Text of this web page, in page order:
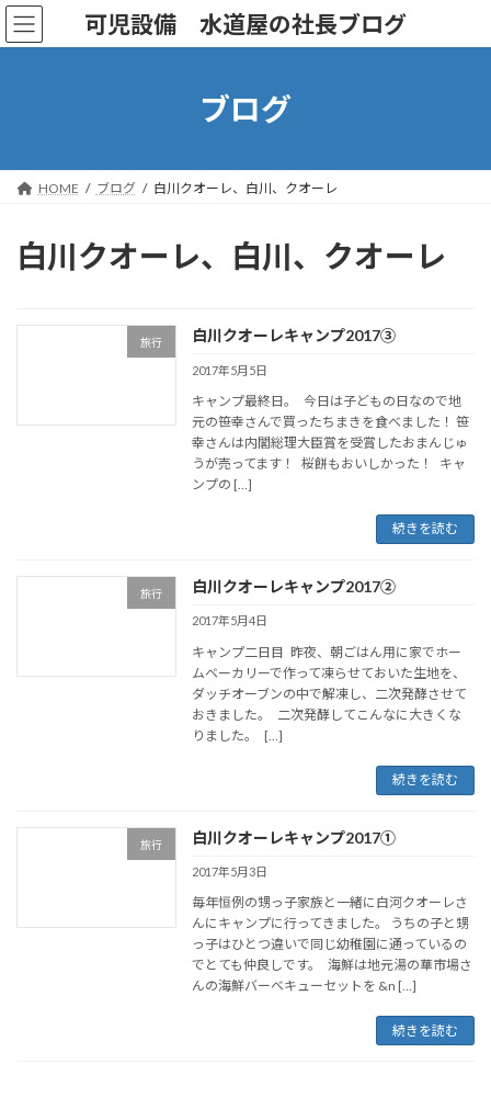
コ
ン
ナ
ビ
可児設備 水道屋の社長ブログ
ブログ
HOME ブログ 白川クオーレ、白川、クオーレ
白川クオーレ、白川、クオーレ
旅行 白川クオーレキャンプ2017③
2017年5月5日
キャンプ最終日。 今日は子どもの日なので地
元の笹幸さんで買ったちまきを食べました！ 笹
幸さんは内閣総理大臣賞を受賞したおまんじゅ
うが売ってます！ 桜餅もおいしかった！ キャ
ンプの […]
続きを読む
旅行 白川クオーレキャンプ2017②
2017年5月4日
キャンプ二日目 昨夜、朝ごはん用に家でホー
ムベーカリーで作って凍らせておいた生地を、
ダッチオーブンの中で解凍し、二次発酵させて
おきました。 二次発酵してこんなに大きくな
りました。 […]
続きを読む
旅行 白川クオーレキャンプ2017①
2017年5月3日
毎年恒例の甥っ子家族と一緒に白河クオーレさ
んにキャンプに行ってきました。 うちの子と甥
っ子はひとつ違いで同じ幼稚園に通っているの
でとても仲良しです。 海鮮は地元湯の華市場さ
んの海鮮バーベキューセットを &n […]
続きを読む